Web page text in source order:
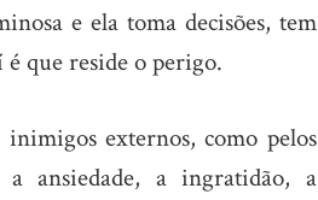
e ela toma decisões, tem
que reside o perigo.
inimigos externos, como pelos
ansiedade, a ingratidão, a